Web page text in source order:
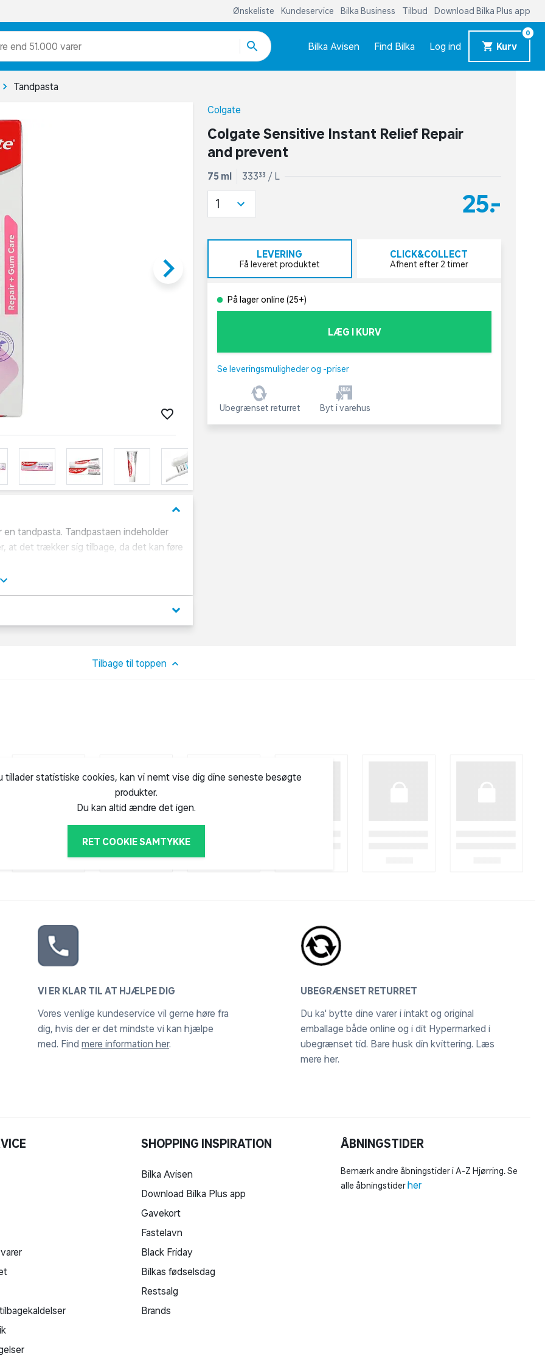
Ønskeliste Kundeservice Bilka Business Tilbud Download Bilka Plus app
end 51.000 varer Bilka Avisen Find Bilka Log ind Kurv
0
Tandpasta
keyboard_arrow_right
keyboard_arrow_down
tandpasta. Tandpastaen indeholder
at det trækker sig tilbage, da det kan føre
keyboard_arrow_down
Colgate
Colgate Sensitive Instant Relief Repair
and prevent
75 ml 333,33 / L
25,-
1
LEVERING
Få leveret produktet
CLICK&COLLECT
Afhent efter 2 timer
På lager online (25+)
LÆG I KURV
Se leveringsmuligheder og -priser
Ubegrænset returret Byt i varehus
Tilbage til toppen
tillader statistiske cookies, kan vi nemt vise dig dine seneste besøgte
produkter.
Du kan altid ændre det igen.
RET COOKIE SAMTYKKE
VI ER KLAR TIL AT HJÆLPE DIG
Vores venlige kundeservice vil gerne høre fra
dig, hvis der er det mindste vi kan hjælpe
med. Find mere information her.
UBEGRÆNSET RETURRET
Du ka' bytte dine varer i intakt og original
emballage både online og i dit Hypermarked i
ubegrænset tid. Bare husk din kvittering. Læs
mere her.
SHOPPING INSPIRATION
Bilka Avisen
Download Bilka Plus app
Gavekort
Fastelavn
Black Friday
Bilkas fødselsdag
Restsalg
Brands
ÅBNINGSTIDER
Bemærk andre åbningstider i A-Z Hjørring. Se
alle åbningstiderher